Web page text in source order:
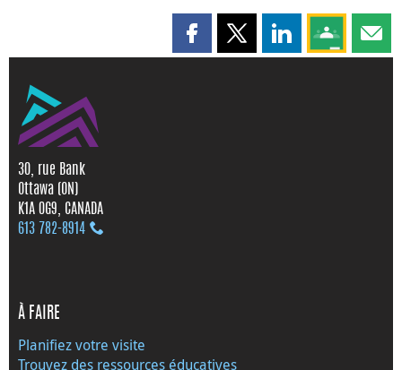
Partager cette page sur
Partager cette page sur X
Partager cette
Partagez
30, rue Bank
Ottawa (ON)
K1A 0G9, CANADA
613 782‑8914
À FAIRE
Planifiez votre visite
Trouvez des ressources éducatives